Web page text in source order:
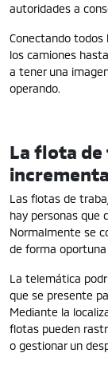
autoridades a
Conectando todos
los camiones
a tener una
operando.
La flota
Las flotas de
hay personas que
Normalmente se
de forma
La telemática
que se presente
Mediante la
flotas pueden
o gestionar un